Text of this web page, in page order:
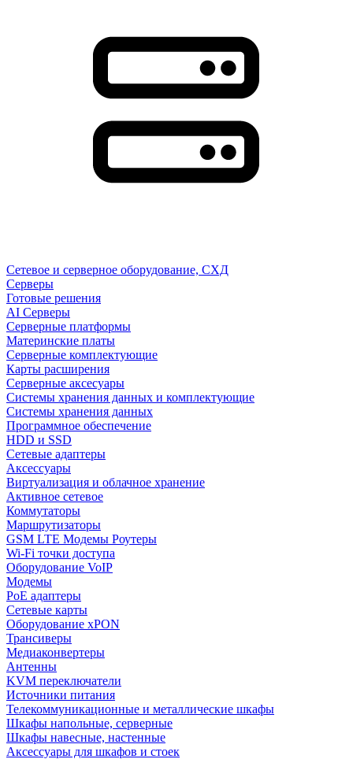
Сетевое и серверное оборудование, СХД
Cерверы
Готовые решения
AI Серверы
Серверные платформы
Материнские платы
Серверные комплектующие
Карты расширения
Серверные аксесуары
Системы хранения данных и комплектующие
Системы хранения данных
Программное обеспечение
HDD и SSD
Сетевые адаптеры
Аксессуары
Виртуализация и облачное хранение
Активное сетевое
Коммутаторы
Маршрутизаторы
GSM LTE Модемы Роутеры
Wi-Fi точки доступа
Оборудование VoIP
Модемы
PoE адаптеры
Сетевые карты
Оборудование xPON
Трансиверы
Медиаконвертеры
Антенны
KVM переключатели
Источники питания
Телекоммуникационные и металлические шкафы
Шкафы напольные, серверные
Шкафы навесные, настенные
Аксессуары для шкафов и стоек